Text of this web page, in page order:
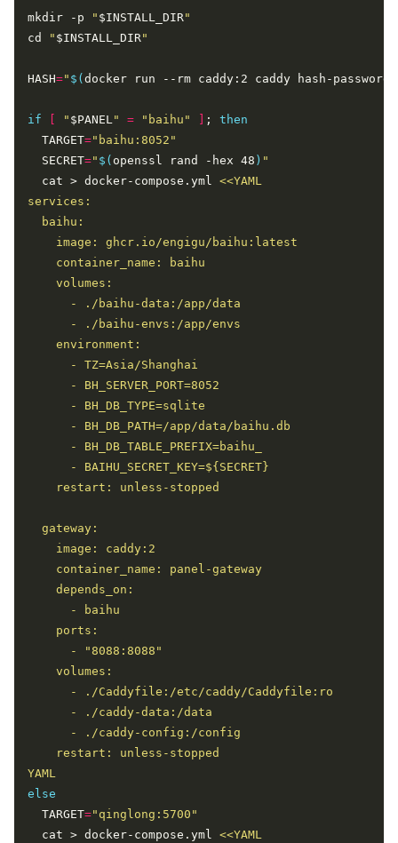
mkdir -p " $INSTALL_DIR"
cd
" $INSTALL_DIR"
HASH=" $( docker run --rm caddy:2 caddy hash-
if " $PANEL" = "baihu" ; then
  TARGET
="baihu:8052"
  SECRET
=" $( openssl rand -hex 48 ) "
  cat > docker-compose.yml
YAML
else
  TARGET
="qinglong:5700"
  cat > docker-compose.yml